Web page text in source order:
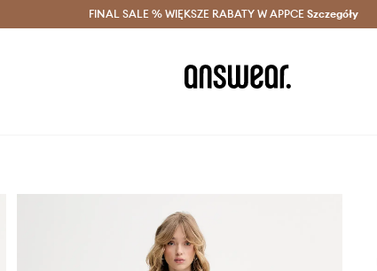
Oszczędzaj z Answear Club > Dostawa nawet w 24h >
FINAL SALE % WIĘKSZE RABATY W APPCE Szczegóły